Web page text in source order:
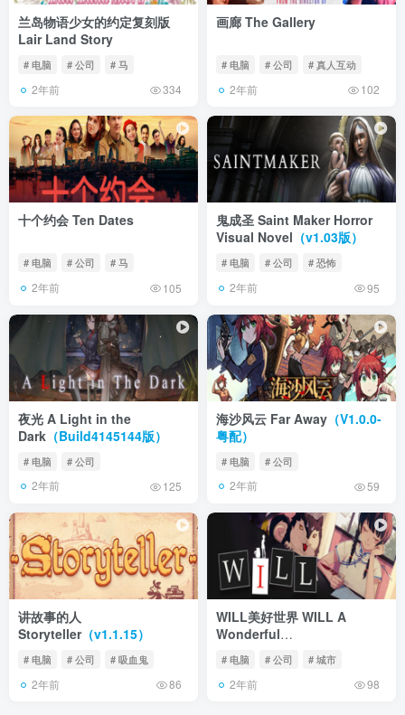
兰岛物语少女的约定复刻版
Lair Land Story
# 电脑 # 公司 # 马
2年前 334
画廊 The Gallery
# 电脑 # 公司 # 真人互动
2年前 102
十个约会 Ten Dates
# 电脑 # 公司 # 马
2年前 105
鬼成圣 Saint Maker Horror
Visual Novel （v1.03版）
# 电脑 # 公司 # 恐怖
2年前 95
夜光 A Light in the
Dark （Build4145144版）
# 电脑 # 公司
2年前 125
海沙风云 Far Away （V1.0.0-
粤配）
# 电脑 # 公司
2年前 59
讲故事的人
Storyteller（v1.1.15）
# 电脑 # 公司 # 吸血鬼
2年前 86
WILL美好世界 WILL A
Wonderful
World
（Build.7285176版）
# 电脑 # 公司 # 城市
2年前 98